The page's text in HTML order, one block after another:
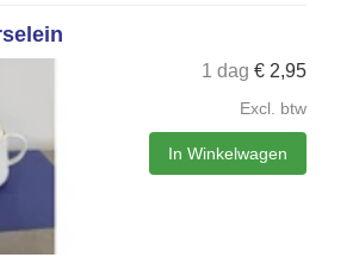
1 dag € 2,95
Excl. btw
In Winkelwagen